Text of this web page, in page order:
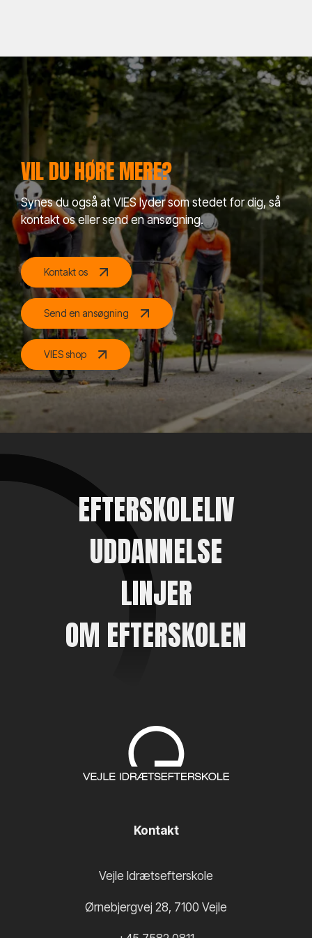
VIL DU HØRE MERE?
Synes du også at VIES lyder som stedet for dig, så
kontakt os eller send en ansøgning.
Kontakt os
Send en ansøgning
VIES shop
Kontakt
Vejle Idrætsefterskole
Ørnebjergvej 28, 7100 Vejle
EFTERSKOLELIV
UDDANNELSE
LINJER
OM EFTERSKOLEN